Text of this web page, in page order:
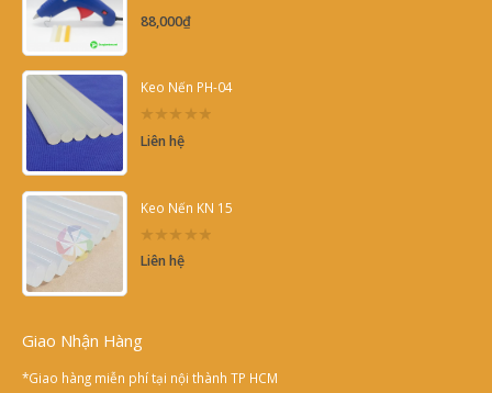
out
88,000₫
Keo Nến PH-04
0
out
Liên hệ
Keo Nến KN 15
0
out
Liên hệ
Giao Nhận Hàng
*Giao hàng miễn phí tại nội thành TP HCM